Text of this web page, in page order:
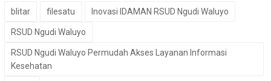
blitar filesatu Inovasi IDAMAN RSUD Ngudi Waluyo
RSUD Ngudi Waluyo
RSUD Ngudi Waluyo Permudah Akses Layanan Informasi
Kesehatan